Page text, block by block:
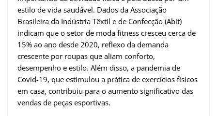
estilo de vida saudável. Dados da Associação
Brasileira da Indústria Têxtil e de Confecção (Abit)
indicam que o setor de moda fitness cresceu cerca de
15% ao ano desde 2020, reflexo da demanda
crescente por roupas que aliam conforto,
desempenho e estilo. Além disso, a pandemia de
Covid-19, que estimulou a prática de exercícios físicos
em casa, contribuiu para o aumento significativo das
vendas de peças esportivas.